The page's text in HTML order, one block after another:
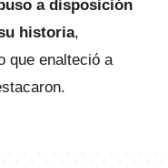
a disposición
historia,
que enalteció a